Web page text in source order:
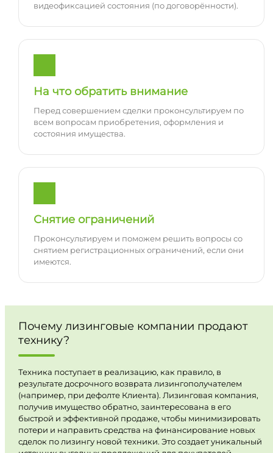
видеофиксацией состояния (по договорённости).
На что обратить внимание
Перед совершением сделки проконсультируем по
всем вопросам приобретения, оформления и
состояния имущества.
Снятие ограничений
Проконсультируем и поможем решить вопросы со
снятием регистрационных ограничений, если они
имеются.
Почему лизинговые компании продают
технику?
Техника поступает в реализацию, как правило, в
результате досрочного возврата лизингополучателем
(например, при дефолте Клиента). Лизинговая компания,
получив имущество обратно, заинтересована в его
быстрой и эффективной продаже, чтобы минимизировать
потери и направить средства на финансирование новых
сделок по лизингу новой техники. Это создает уникальный